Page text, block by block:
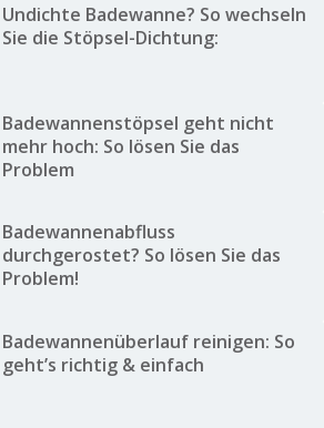
Undichte Badewanne? So wechseln
Sie die Stöpsel-Dichtung:
Badewannenstöpsel geht nicht
mehr hoch: So lösen Sie das
Problem
Badewannenabfluss
durchgerostet? So lösen Sie das
Problem!
Badewannenüberlauf reinigen: So
geht’s richtig & einfach